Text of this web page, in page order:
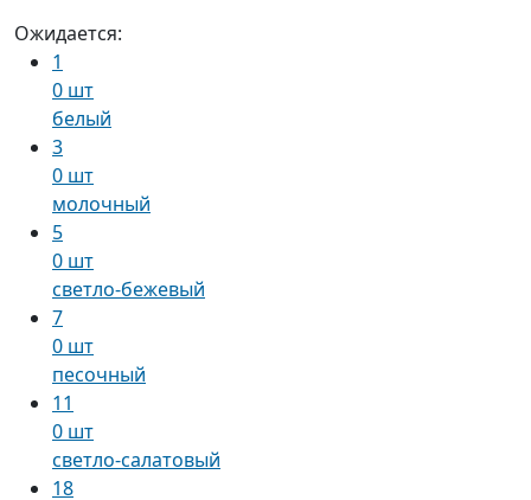
Ожидается:
1
0 шт
белый
3
0 шт
молочный
5
0 шт
светло-бежевый
7
0 шт
песочный
11
0 шт
светло-салатовый
18